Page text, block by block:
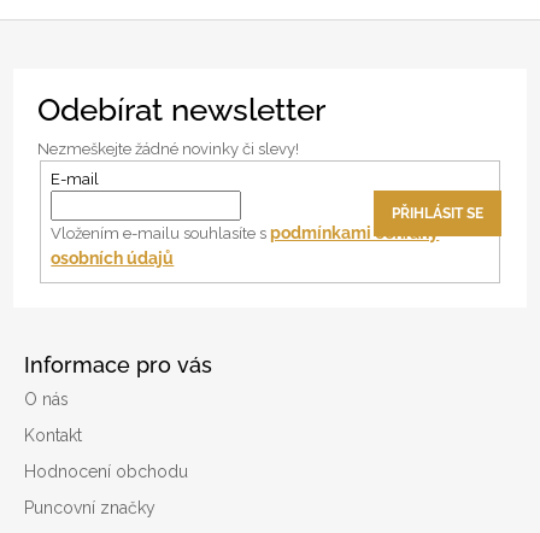
Informace pro vás
O nás
Kontakt
Hodnocení obchodu
Puncovní značky
Odebírat newsletter
Nezmeškejte žádné novinky či slevy!
E-mail
Vložením e-mailu souhlasíte spodmínkami ochrany
osobních údajů
PŘIHLÁSIT SE